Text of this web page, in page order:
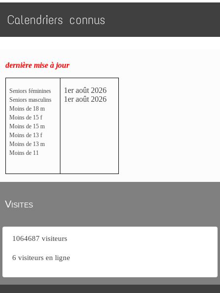
Calendriers connus
dernière mise à jour
Seniors féminines
Seniors masculins
Moins de 18 m
Moins de 15 f
Moins de 15 m
Moins de 13 f
Moins de 13 m
Moins de 11
1er août 2026
1er août 2026
Visites
1064687 visiteurs
6 visiteurs en ligne